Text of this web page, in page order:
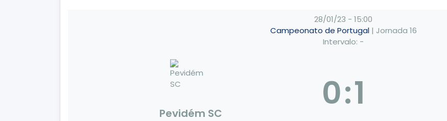
28/01/23 - 15:00
Campeonato de Portugal | Jornada 16
Intervalo: -
Pevidém SC 0:1